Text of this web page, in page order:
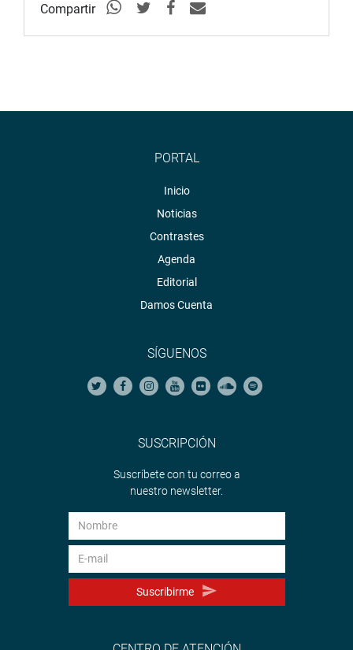
Compartir
PORTAL
Inicio
Noticias
Contrastes
Agenda
Editorial
Damos Cuenta
SÍGUENOS
SUSCRIPCIÓN
Suscríbete con tu correo a
nuestro newsletter.
Suscribirme